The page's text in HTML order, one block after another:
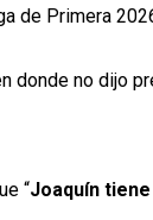
de Primera
donde no dijo
“Joaquín